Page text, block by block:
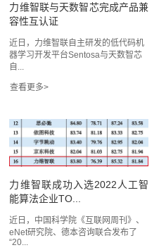
力维智联与天数智芯完成产品兼
容性互认证
近日，力维智联自主研发的低代码机
器学习开发平台Sentosa与天数智芯
自...
力维智联成功入选2022人工智
能算法企业TO...
近日，中国科学院《互联网周刊》、
eNet研究院、德本咨询联合发布了
“20...